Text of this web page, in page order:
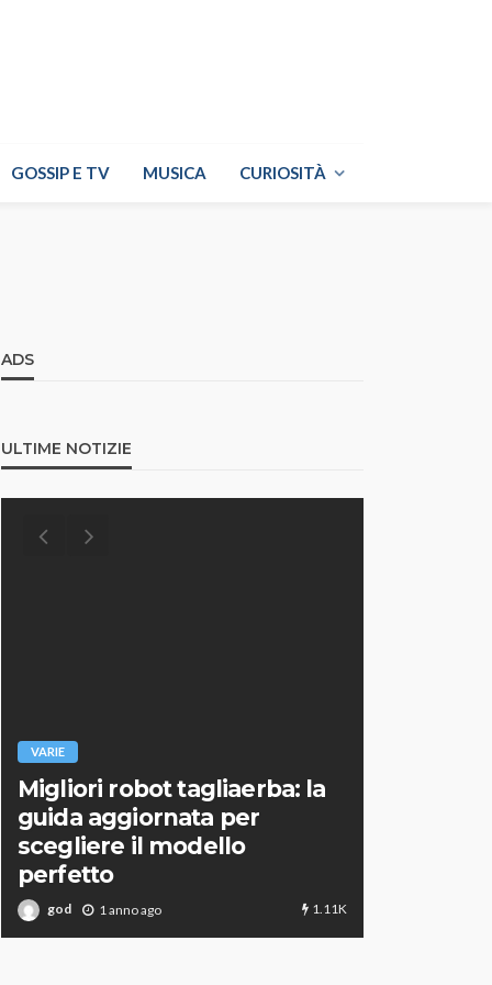
GOSSIP E TV MUSICA CURIOSITÀ
ADS
ULTIME NOTIZIE
VARIE
Migliori robot tagliaerba: la
guida aggiornata per
scegliere il modello
perfetto
god 1 anno ago 1.11K